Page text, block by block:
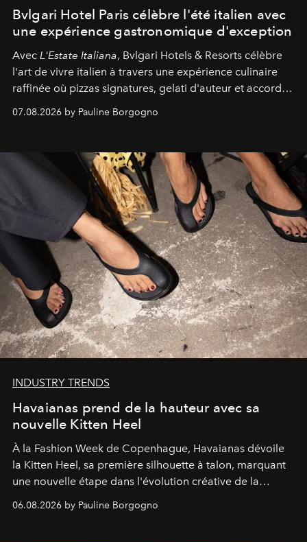
Bvlgari Hotel Paris célèbre l'été italien avec
une expérience gastronomique d'exception
Avec L'Estate Italiana, Bvlgari Hotels & Resorts célèbre
l'art de vivre italien à travers une expérience culinaire
raffinée où pizzas signatures, gelati d'auteur et accords
d'exception composent un véritable voyage sensoriel.
07.08.2026 by Pauline Borgogno
INDUSTRY TRENDS
Havaianas prend de la hauteur avec sa
nouvelle Kitten Heel
À la Fashion Week de Copenhague, Havaianas dévoile
la Kitten Heel, sa première silhouette à talon, marquant
une nouvelle étape dans l'évolution créative de la
06.08.2026 by Pauline Borgogno